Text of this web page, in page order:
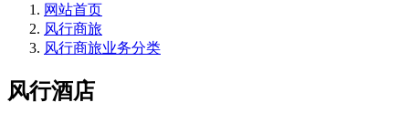
网站首页
风行商旅
风行商旅业务分类
风行酒店